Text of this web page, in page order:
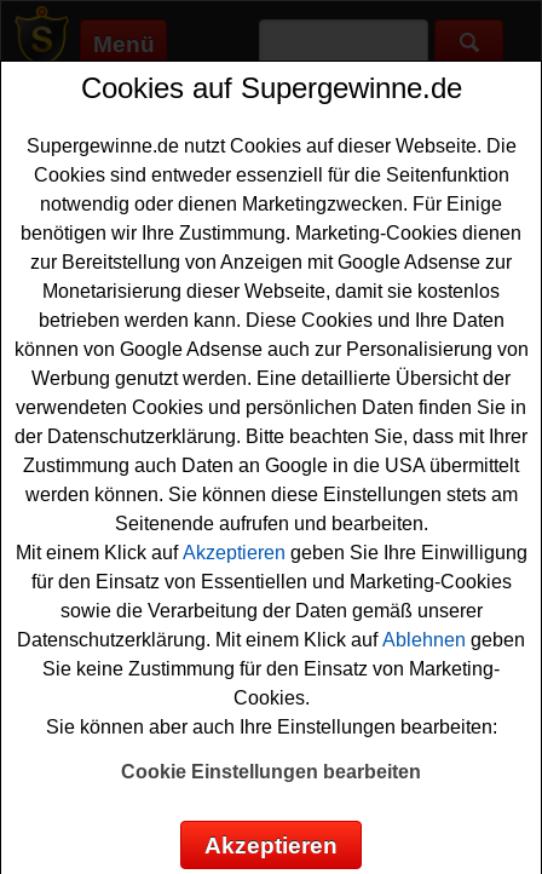
Menü
Supergewinne.de>Gewinnspiele>Technik Gewinnspiele>
Anzeige:
Anzeige:
Klack Gewinnspiel - Grill gewinnen
Wer gern einen hochwertigen Holzkohle Grill gewinnen
möchte, hat bei diesem kostenlosen Klack Gewinnspiel
2025 eine schöne Gelegenheit dazu. Verlost wird ein
großes Grillpaket mit einem Rösle Kugelgrill, Holzkohle
und einer Kiste Einbecker Null BockBier. Mit etwas
Glück können Sie dieses tolle Grill-Set gewinnen.
falls Sie sich kostenlos Ihre Gewinnchance sichern
möchte, müssen Sie das kleineSpiel absolvieren.
Danach können Sie Ihre Daten in das Teilnahme-
Formular eingeben. Viel Glück!
Klack verlost ein großes Grill Paket
Anzeige:
Cookies auf Supergewinne.de
Supergewinne.de nutzt Cookies auf dieser Webseite. Die
Cookies sind entweder essenziell für die Seitenfunktion
notwendig oder dienen Marketingzwecken. Für Einige
benötigen wir Ihre Zustimmung. Marketing-Cookies dienen
zur Bereitstellung von Anzeigen mit Google Adsense zur
Monetarisierung dieser Webseite, damit sie kostenlos
betrieben werden kann. Diese Cookies und Ihre Daten
können von Google Adsense auch zur Personalisierung von
Werbung genutzt werden. Eine detaillierte Übersicht der
verwendeten Cookies und persönlichen Daten finden Sie in
der Datenschutzerklärung. Bitte beachten Sie, dass mit Ihrer
Zustimmung auch Daten an Google in die USA übermittelt
werden können. Sie können diese Einstellungen stets am
Seitenende aufrufen und bearbeiten.
Mit einem Klick aufAkzeptieren geben Sie Ihre Einwilligung
für den Einsatz von Essentiellen und Marketing-Cookies
sowie die Verarbeitung der Daten gemäß unserer
Datenschutzerklärung. Mit einem Klick aufAblehnen geben
Sie keine Zustimmung für den Einsatz von Marketing-
Cookies.
Sie können aber auch Ihre Einstellungen bearbeiten:
Cookie Einstellungen bearbeiten
Akzeptieren